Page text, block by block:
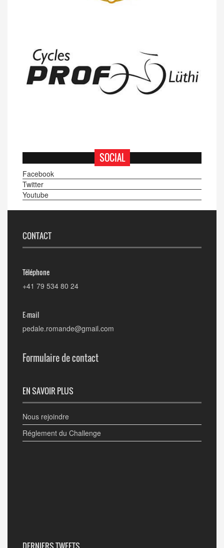
SOCIAL
Facebook
Twitter
Youtube
CONTACT
Téléphone
+41 79 534 80 24
E-mail
pedale.romande@gmail.com
Formulaire de contact
EN SAVOIR PLUS
Nous rejoindre
Réglement du Challenge